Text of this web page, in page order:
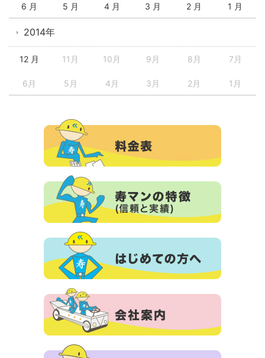
6 月 5 月 4 月 3 月 2 月 1 月
2014年
12 月 11月 10月 9月 8月 7月
6月 5月 4月 3月 2月 1月